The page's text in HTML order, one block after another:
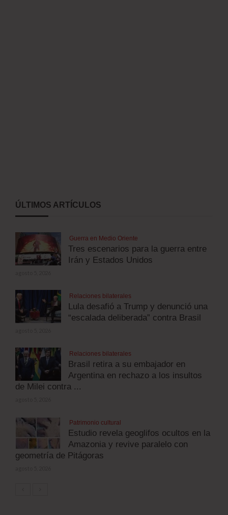
ÚLTIMOS ARTÍCULOS
Guerra en Medio Oriente
Tres escenarios para la guerra entre
Irán y Estados Unidos
Relaciones bilaterales
Lula desafió a Trump y denunció una
“escalada deliberada” contra Brasil
Relaciones bilaterales
Brasil retira a su embajador en
Argentina en rechazo a los insultos
de Milei contra ...
Patrimonio cultural
Estudio revela geoglifos ocultos en la
Amazonia y revive paralelo con
geometría de Pitágoras